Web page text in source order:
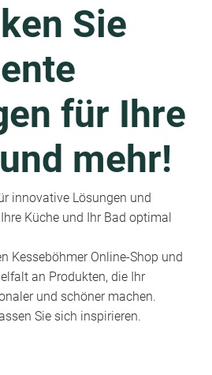
Sie
für Ihre
mehr!
innovative Lösungen und
Küche und Ihr Bad optimal
Kesseböhmer Online-Shop und
an Produkten, die Ihr
und schöner machen.
Sie sich inspirieren.